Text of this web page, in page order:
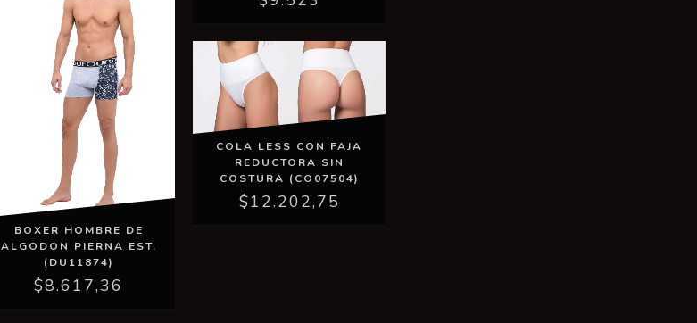
BOXER HOMBRE DE
ALGODON PIERNA EST.
(DU11874)
$8.617,36
COLA LESS CON FAJA
REDUCTORA SIN
COSTURA (CO07504)
$12.202,75